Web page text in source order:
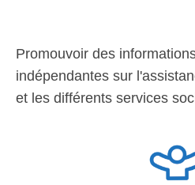
Promouvoir des
indépendantes sur
et les différents services